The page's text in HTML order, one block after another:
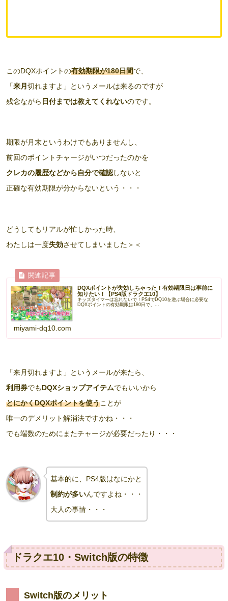
このDQXポイントの有効期限が180日間で、
「来月 切れますよ」というメールは来るのですが
残念ながら 日付までは教えてくれないのです。
期限が月末というわけでもありませんし、
前回のポイントチャージがいつだったのかを
クレカの履歴などから自分で確認しないと
正確な有効期限が分からないという・・・
どうしてもリアルが忙しかった時、
わたしは一度失効させてしまいました＞＜
DQXポイントが失効しちゃった！有効期限日は事前に
知りたい！【PS4版ドラクエ10】
キッズタイマーは忘れないで！PS4でDQ10を遊ぶ場合に必要な
DQXポイントの有効期限は180日で、...
miyami-dq10.com
「来月切れますよ」というメールが来たら、
利用券でもDQXショップアイテムでもいいから
とにかくDQXポイントを使うことが
唯一のデメリット解消法ですかね・・・
でも端数のためにまたチャージが必要だったり・・・
基本的に、PS4版はなにかと
制約が多いんですよね・・・
大人の事情・・・
ドラクエ10・Switch版の特徴
Switch版のメリット